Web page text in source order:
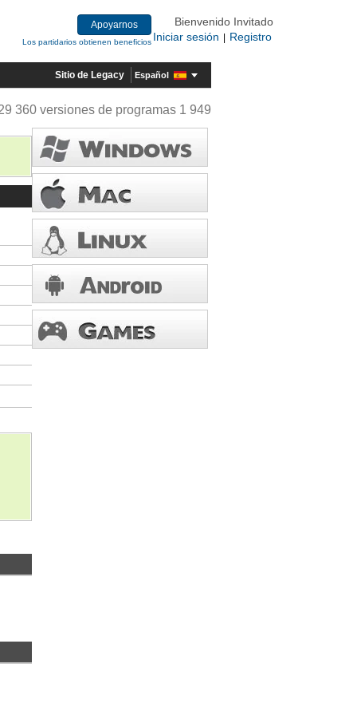
Apoyarnos
Los partidarios obtienen beneficios
Bienvenido Invitado
Iniciar sesión
Registro
Sitio de Legacy Español
360 versiones de programas 1 949